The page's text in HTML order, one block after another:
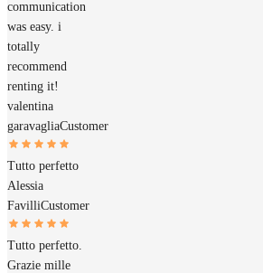
communication
was easy. i
totally
recommend
renting it!
valentina
garavagliaCustomer
Tutto perfetto
Alessia
FavilliCustomer
Tutto perfetto.
Grazie mille